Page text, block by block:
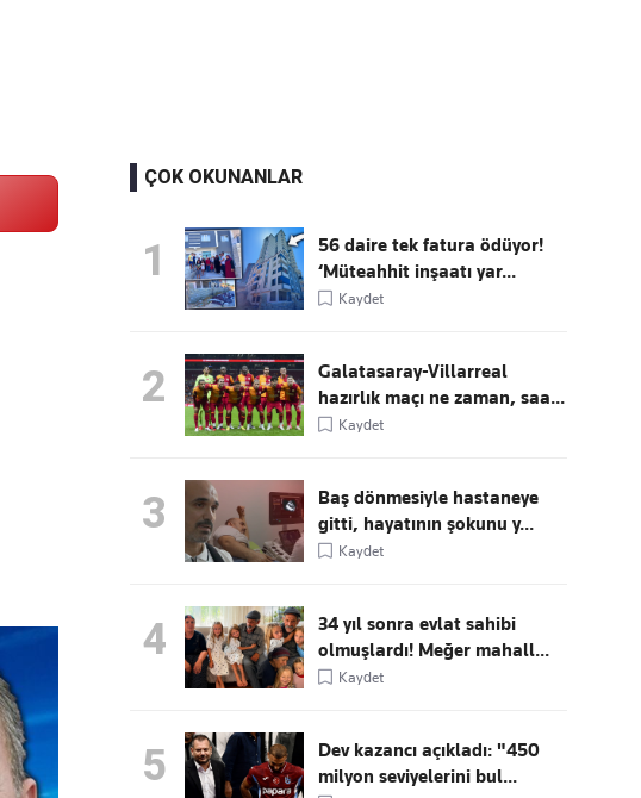
ÇOK OKUNANLAR
1
56 daire tek fatura ödüyor!
‘Müteahhit inşaatı yar...
Kaydet
2
Galatasaray-Villarreal
hazırlık maçı ne zaman, saa...
Kaydet
3
Baş dönmesiyle hastaneye
gitti, hayatının şokunu y...
Kaydet
4
34 yıl sonra evlat sahibi
olmuşlardı! Meğer mahall...
Kaydet
5
Dev kazancı açıkladı: "450
milyon seviyelerini bul...